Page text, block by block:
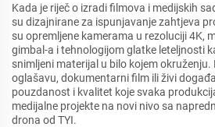
Kada je riječ o izradi filmova i medijskih
su dizajnirane za ispunjavanje zahtjeva
su opremljene kamerama u rezoluciji 4K,
gimbal-a i tehnologijom glatke leteljnosti
snimljeni materijal u bilo kojem okruženju.
oglašavu, dokumentarni film ili živi
pouzdanost i kvalitet koje svaka
medijalne projekte na novi nivo sa
drona od TYI.